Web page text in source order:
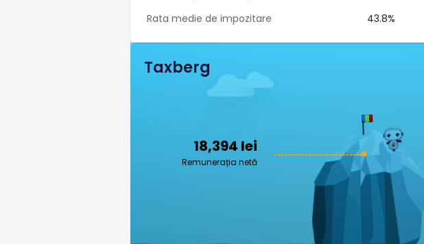
Rata medie de impozitare
43.8%
Taxberg
18,394 lei
Remunerația netă